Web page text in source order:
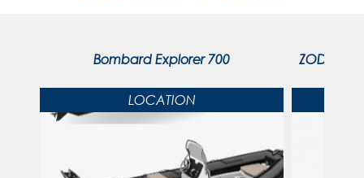
Bombard Explorer 700
LOCATION
ZODIAC